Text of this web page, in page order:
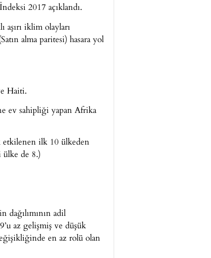
2017 açıklandı.
aşırı iklim olayları
alma paritesi) hasara yol
Haiti.
ev sahipliği yapan Afrika
etkilenen ilk 10 ülkeden
ülke de 8.)
dağılımının adil
az gelişmiş ve düşük
en az rolü olan